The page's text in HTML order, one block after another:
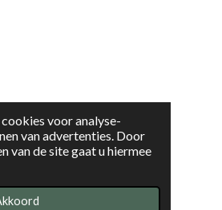
voor analyse-
van advertenties. Door
van de site gaat u hiermee